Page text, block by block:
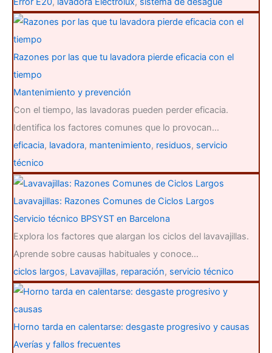
Razones por las que tu lavadora pierde eficacia con el
tiempo
Mantenimiento y prevención
Con el tiempo, las lavadoras pueden perder eficacia.
Identifica los factores comunes que lo provocan…
eficacia, lavadora, mantenimiento, residuos, servicio
técnico
Lavavajillas: Razones Comunes de Ciclos Largos
Servicio técnico BPSYST en Barcelona
Explora los factores que alargan los ciclos del lavavajillas.
Aprende sobre causas habituales y conoce…
ciclos largos, Lavavajillas, reparación, servicio técnico
Horno tarda en calentarse: desgaste progresivo y causas
Averías y fallos frecuentes